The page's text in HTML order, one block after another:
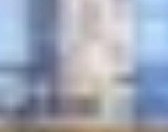
Champagne Nicolas Feuillatte
Champagne Pommery
Champagne Taittinger